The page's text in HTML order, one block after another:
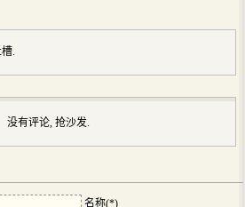
.
没有评论, 抢沙发.
名称(*)